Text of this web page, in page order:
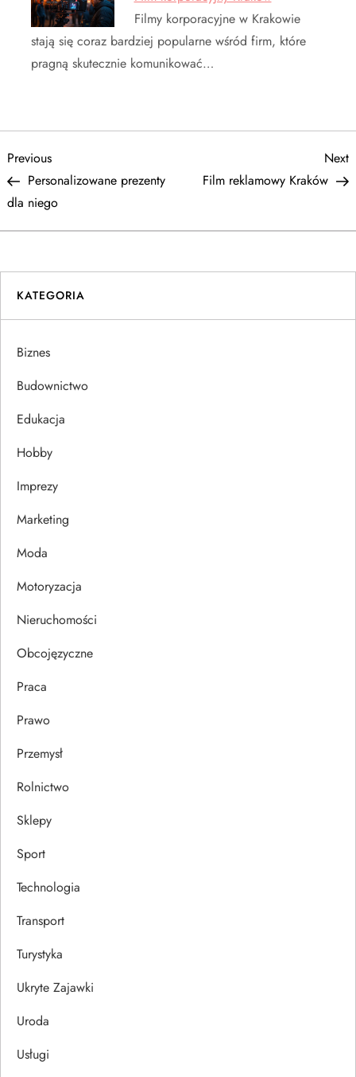
Filmy korporacyjne w Krakowie
stają się coraz bardziej popularne wśród firm, które
pragną skutecznie komunikować…
N
a
w
i
g
a
c
a
w
p
u
Previous
Post
Previous
Personalizowane prezenty
dla niego
Next
Film reklamowy Kraków
KATEGORIA
Biznes
Budownictwo
Edukacja
Hobby
Imprezy
Marketing
Moda
Motoryzacja
Nieruchomości
Obcojęzyczne
Praca
Prawo
Przemysł
Rolnictwo
Sklepy
Sport
Technologia
Transport
Turystyka
Ukryte Zajawki
Uroda
Usługi